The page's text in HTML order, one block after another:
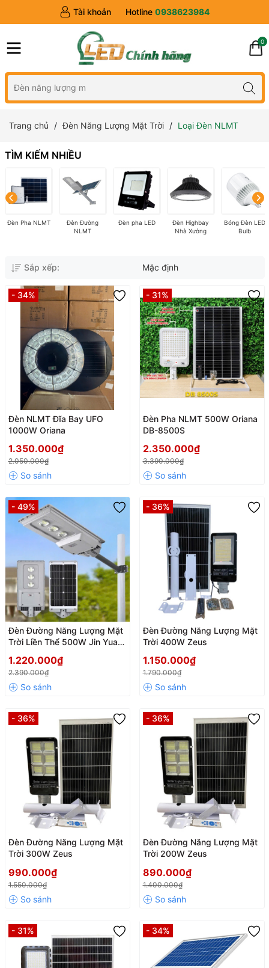
Tài khoản Hotline 0938623984
0
Trang chủ Đèn Năng Lượng Mặt Trời Loại Đèn NLMT
TÌM KIẾM NHIỀU
Đèn Pha NLMT
Đèn Đường
NLMT
Đèn pha LED
Đèn Highbay
Nhà Xưởng
Bóng Đèn LED
Bulb
Sắp xếp: Mặc định
- 34%
Đèn NLMT Đĩa Bay UFO
1000W Oriana
1.350.000₫
2.050.000₫
- 31%
Đèn Pha NLMT 500W Oriana
DB-8500S
2.350.000₫
3.390.000₫
- 49%
Đèn Đường Năng Lượng Mặt
Trời Liền Thể 500W Jin Yuan
1.220.000₫
2.390.000₫
- 36%
Đèn Đường Năng Lượng Mặt
Trời 400W Zeus
1.150.000₫
1.790.000₫
- 36%
Đèn Đường Năng Lượng Mặt
Trời 300W Zeus
990.000₫
1.550.000₫
- 36%
Đèn Đường Năng Lượng Mặt
Trời 200W Zeus
890.000₫
1.400.000₫
- 31% - 34%